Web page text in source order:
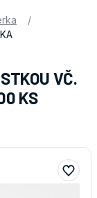
/
VČ.
KS